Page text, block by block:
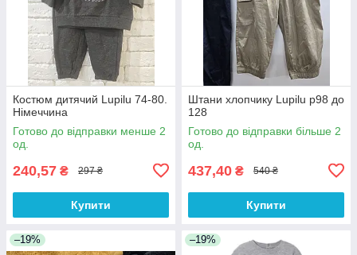
Костюм дитячий Lupilu 74-80.
Німеччина
Готово до відправки менше 2
од.
240,57 ₴ 297 ₴
Купити
Штани хлопчику Lupilu р98 до
128
Готово до відправки більше 2
од.
437,40 ₴ 540 ₴
Купити
–19% –19%